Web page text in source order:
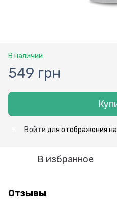
В наличии
549 грн
Войти для отображения
В избранное
Отзывы